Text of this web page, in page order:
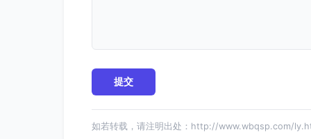
如若转载，请注明出处：http://www.wbqsp.com/